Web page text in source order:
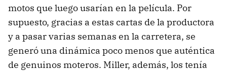
motos que luego usarían en la película. Por
supuesto, gracias a estas cartas de la productora
y a pasar varias semanas en la carretera, se
generó una dinámica poco menos que auténtica
de genuinos moteros. Miller, además, los tenía